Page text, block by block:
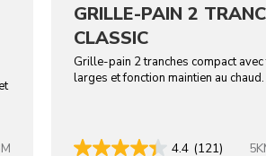
GRILLE-PAIN 2
CLASSIC
Grille-pain 2 tranches compact
larges et fonction maintien au chaud.
4.4 (121)